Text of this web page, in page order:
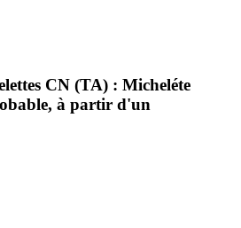
CN (TA) : Micheléte
à partir d'un